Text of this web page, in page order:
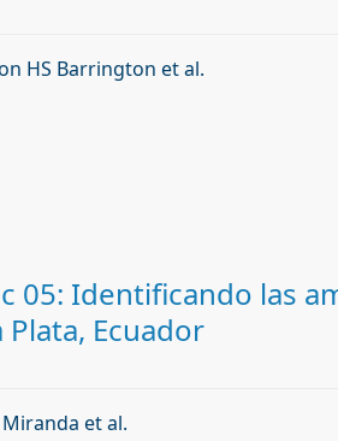
HS Barrington et al.
05: Identificando las
Plata, Ecuador
et al.